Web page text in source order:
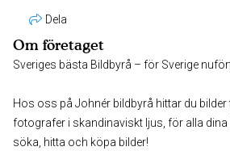
Dela
Om företaget
Sveriges bästa Bildbyrå – för Sverige
Hos oss på Johnér bildbyrå hittar du bilder
fotografer i skandinaviskt ljus, för alla dina
söka, hitta och köpa bilder!